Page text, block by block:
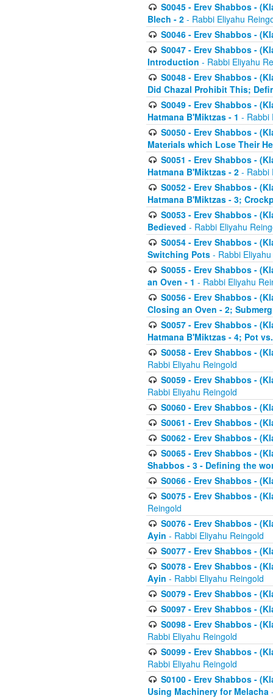
S0045 - Erev Shabbos -
Blech - 2 - Rabbi Eliyahu
S0046 - Erev Shabbos -
S0047 - Erev Shabbos -
Introduction - Rabbi Eliyahu
S0048 - Erev Shabbos -
Did Chazal Prohibit This;
S0049 - Erev Shabbos -
Hatmana B'Miktzas - 1 - Rabbi
S0050 - Erev Shabbos -
Materials which Lose Their
S0051 - Erev Shabbos -
Hatmana B'Miktzas - 2 - Rabbi
S0052 - Erev Shabbos -
Hatmana B'Miktzas - 3;
S0053 - Erev Shabbos -
Bedieved - Rabbi Eliyahu
S0054 - Erev Shabbos -
Switching Pots - Rabbi
S0055 - Erev Shabbos -
an Oven - 1 - Rabbi Eliyahu
S0056 - Erev Shabbos -
Closing an Oven - 2;
S0057 - Erev Shabbos -
Hatmana B'Miktzas - 4; Pot
S0058 - Erev Shabbos -
Rabbi Eliyahu Reingold
S0059 - Erev Shabbos -
Rabbi Eliyahu Reingold
S0060 - Erev Shabbos -
S0061 - Erev Shabbos -
S0062 - Erev Shabbos -
S0065 - Erev Shabbos -
Shabbos - 3 - Defining the
S0066 - Erev Shabbos -
S0075 - Erev Shabbos -
Reingold
S0076 - Erev Shabbos -
Ayin - Rabbi Eliyahu Reingold
S0077 - Erev Shabbos -
S0078 - Erev Shabbos -
Ayin - Rabbi Eliyahu Reingold
S0079 - Erev Shabbos -
S0097 - Erev Shabbos -
S0098 - Erev Shabbos -
Rabbi Eliyahu Reingold
S0099 - Erev Shabbos -
Rabbi Eliyahu Reingold
S0100 - Erev Shabbos -
Using Machinery for Melacha